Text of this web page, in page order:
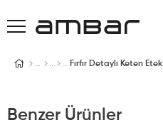
Fırfır Detaylı Keten Etek
Benzer Ürünler